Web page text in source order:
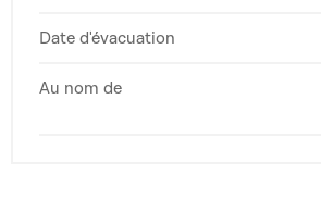
Date d'évacuation
Au nom de